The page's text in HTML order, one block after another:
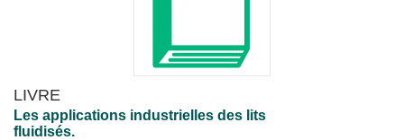
LIVRE
Les applications industrielles des lits
fluidisés.